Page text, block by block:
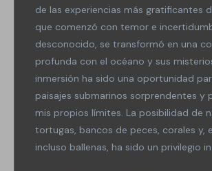
de las experiencias más gratificantes
que comenzó con temor e
desconocido, se transformó en una
profunda con el océano y sus
inmersión ha sido una oportunidad
paisajes submarinos sorprendentes y
mis propios límites. La posibilidad de
tortugas, bancos de peces, corales y,
incluso ballenas, ha sido un privilegio